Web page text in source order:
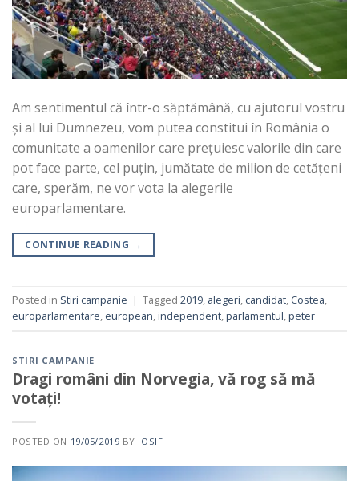
Am sentimentul că într-o săptămână, cu ajutorul vostru
și al lui Dumnezeu, vom putea constitui în România o
comunitate a oamenilor care prețuiesc valorile din care
pot face parte, cel puțin, jumătate de milion de cetățeni
care, sperăm, ne vor vota la alegerile
europarlamentare.
CONTINUE READING →
Posted in Stiri campanie | Tagged 2019, alegeri, candidat, Costea,
europarlamentare, european,independent,parlamentul,peter
STIRI CAMPANIE
Dragi români din Norvegia, vă rog să mă
votați!
POSTED ON 19/05/2019 BY IOSIF